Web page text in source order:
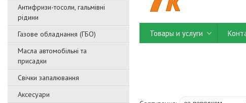
Антифризи-тосоли, гальмівні
рідини
Газове обладнання (ГБО)
Масла автомобільні та
присадки
Свічки запалювання
Аксесуари
Товары и услуги